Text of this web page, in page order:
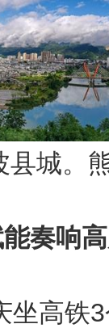
县城。
奏响
高铁3